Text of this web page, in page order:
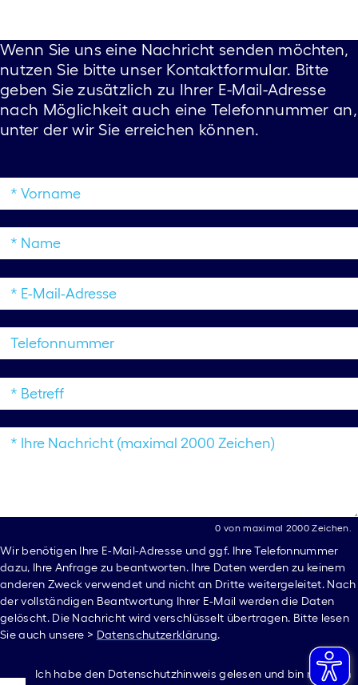
Wenn Sie uns eine Nachricht senden möchten,
nutzen Sie bitte unser Kontaktformular. Bitte
geben Sie zusätzlich zu Ihrer E-Mail-Adresse
nach Möglichkeit auch eine Telefonnummer an,
unter der wir Sie erreichen können.
* E-
Mail-
Wir benötigen Ihre E-Mail-Adresse und ggf. Ihre Telefonnummer
dazu, Ihre Anfrage zu beantworten. Ihre Daten werden zu keinem
anderen Zweck verwendet und nicht an Dritte weitergeleitet. Nach
der vollständigen Beantwortung Ihrer E-Mail werden die Daten
gelöscht. Die Nachricht wird verschlüsselt übertragen. Bitte lesen
Sie auch unsere > Datenschutzerklärung.
0 von maximal 2000 Zeichen.
Ich habe den Datenschutzhinweis gelesen und bin mit dem